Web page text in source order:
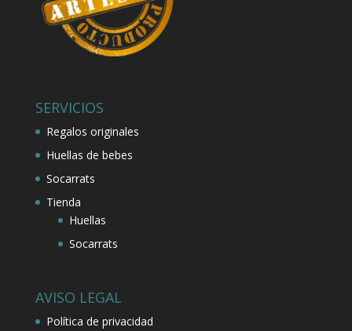
SERVICIOS
Regalos originales
Huellas de bebes
Socarrats
Tienda
Huellas
Socarrats
AVISO LEGAL
Política de privacidad